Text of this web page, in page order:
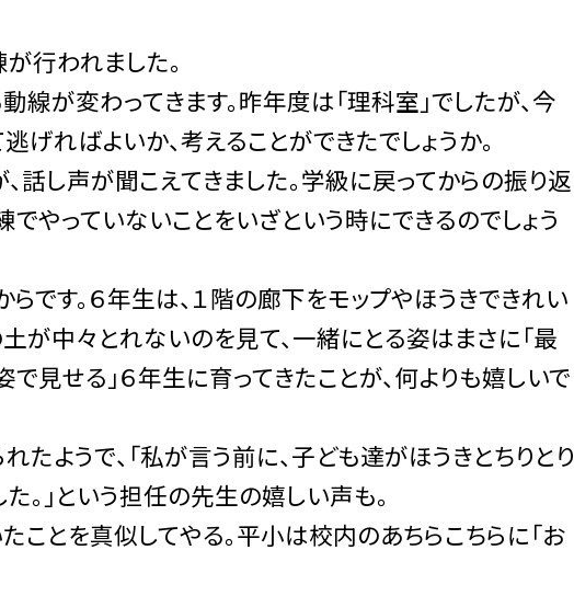
行われました。
線が変わってきます。昨年度は「理科室」でしたが、今
げればよいか、考えることができたでしょうか。
話し声が聞こえてきました。学級に戻ってからの振り返
でやっていないことをいざという時にできるのでしょう
です。６年生は、１階の廊下をモップやほうきできれい
が中々とれないのを見て、一緒にとる姿はまさに「最
で見せる」６年生に育ってきたことが、何よりも嬉しいで
ようで、「私が言う前に、子ども達がほうきとちりとり
。」という担任の先生の嬉しい声も。
ことを真似してやる。平小は校内のあちらこちらに「お